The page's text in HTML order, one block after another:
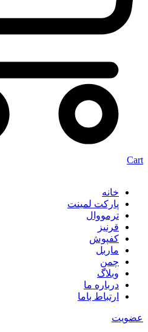
Cart
خانه
پارکت لمینت
ترمووال
قرنیز
کفپوش
ماربل
چمن
وبلاگ
درباره ما
ارتباط باما
عضویت